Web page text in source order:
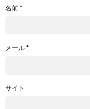
名前*
メール*
サイト